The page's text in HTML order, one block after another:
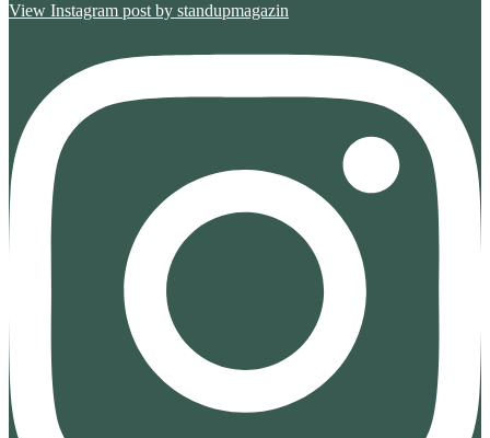
View Instagram post by standupmagazin